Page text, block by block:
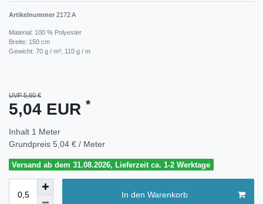
Artikelnummer 2172 A
Material: 100 % Polyester
Breite: 150 cm
Gewicht: 70 g / m²; 110 g / m
UVP 5,60 €
5,04 EUR *
Inhalt 1 Meter
Grundpreis 5,04 € / Meter
Versand ab dem 31.08.2026, Lieferzeit ca. 1-2 Werktage
In den Warenkorb